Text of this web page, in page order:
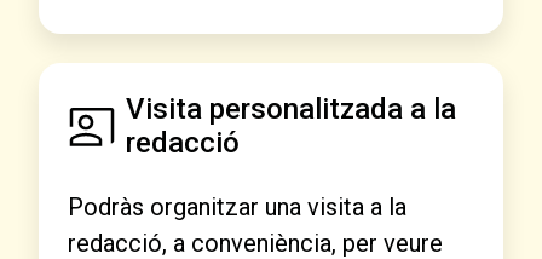
Visita personalitzada a la
redacció
Podràs organitzar una visita a la
redacció, a conveniència, per veure